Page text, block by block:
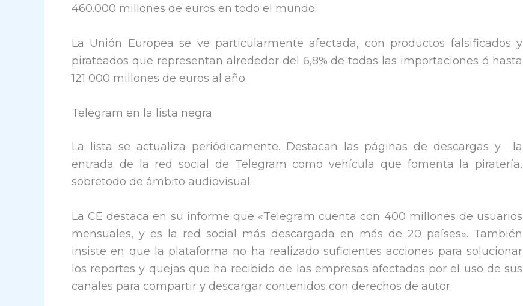
460.000 millones de euros en todo el mundo.
La Unión Europea se ve particularmente afectada, con productos falsificados y
pirateados que representan alrededor del 6,8% de todas las importaciones ó hasta
121 000 millones de euros al año.
Telegram en la lista negra
La lista se actualiza periódicamente. Destacan las páginas de descargas y la
entrada de la red social de Telegram como vehícula que fomenta la piratería,
sobretodo de ámbito audiovisual.
La CE destaca en su informe que «Telegram cuenta con 400 millones de usuarios
mensuales, y es la red social más descargada en más de 20 países». También
insiste en que la plataforma no ha realizado suficientes acciones para solucionar
los reportes y quejas que ha recibido de las empresas afectadas por el uso de sus
canales para compartir y descargar contenidos con derechos de autor.